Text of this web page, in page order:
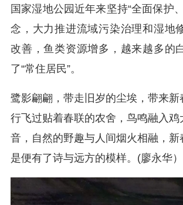
国家湿地公园近年来坚持“全面保护
念，大力推进流域污染治理和湿地
改善，鱼类资源增多，越来越多的
了“常住居民”。
鹭影翩翩，带走旧岁的尘埃，带来新
行飞过贴着春联的农舍，鸟鸣融入鸡
音，自然的野趣与人间烟火相融，新
是便有了诗与远方的模样。(廖永华）